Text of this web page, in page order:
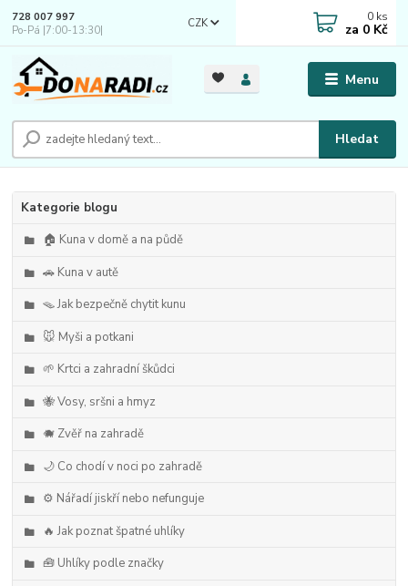
Menu
CZK
Hledat
728 007 997
Po-Pá |7:00-13:30|
0 ks
za 0 Kč
Kategorie blogu
🏠 Kuna v domě a na půdě
🚗 Kuna v autě
🪤 Jak bezpečně chytit kunu
🐭 Myši a potkani
🌱 Krtci a zahradní škůdci
🐝 Vosy, sršni a hmyz
🐗 Zvěř na zahradě
🌙 Co chodí v noci po zahradě
⚙️ Nářadí jiskří nebo nefunguje
🔥 Jak poznat špatné uhlíky
🧰 Uhlíky podle značky